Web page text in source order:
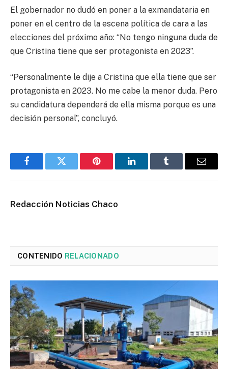
El gobernador no dudó en poner a la exmandataria en
poner en el centro de la escena política de cara a las
elecciones del próximo año: “No tengo ninguna duda de
que Cristina tiene que ser protagonista en 2023”.
“Personalmente le dije a Cristina que ella tiene que ser
protagonista en 2023. No me cabe la menor duda. Pero
su candidatura dependerá de ella misma porque es una
decisión personal”, concluyó.
FacebookTwitter Pinterest LinkedInTumblr Email
Redacción Noticias Chaco
CONTENIDO RELACIONADO